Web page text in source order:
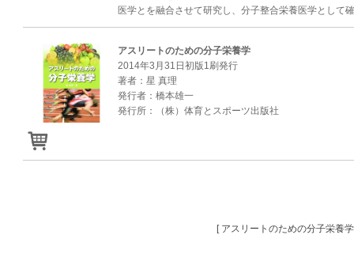
医学とを融合させて研究し、分子整合栄養医学として
アスリートのための分子栄養学
2014年3月31日初版1刷発行
著者：星 真理
発行者：橋本雄一
発行所：（株）体育とスポーツ出版社
[ アスリートのための分子栄養